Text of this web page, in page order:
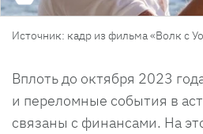
Источник: кадр из фильма «Волк с
Вплоть до октября 2023
и переломные события в
связаны с финансами. На